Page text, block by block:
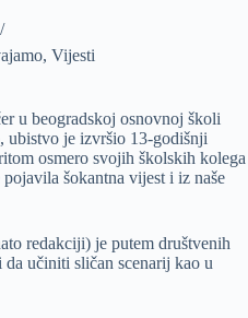
, Vijesti
u beogradskoj osnovnoj školi
ubistvo je izvršio 13-godišnji
osmero svojih školskih kolega
šokantna vijest i iz naše
redakciji) je putem društvenih
učiniti sličan scenarij kao u